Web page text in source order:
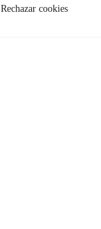
Rechazar cookies